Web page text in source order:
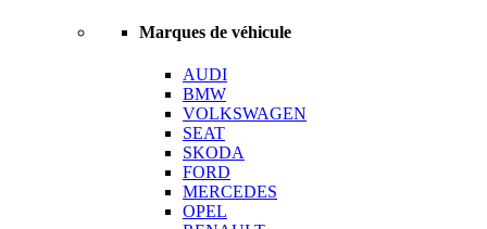
Marques de véhicule
AUDI
BMW
VOLKSWAGEN
SEAT
SKODA
FORD
MERCEDES
OPEL